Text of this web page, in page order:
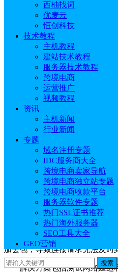
西柚找词
优麦云
恒创科技
技术教程
主机教程
建站技术教程
服务器技术教程
跨境电商
运营推广
视频教程
资讯
主机新闻
行业新闻
专题
域名注册专题
IDC服务商大全
跨境电商卖家导航
跨境电商独立站专题
跨境电商收款平台
服务器软件专题
热门SSL证书推荐
热门海外服务器
SEO工具大全
GEO营销
搜索
云服务器远程连接失败怎么
远程连接失败后，首先需
原因，是网络环境的限制，还
作系统和客户端的因素，之后
连接失败的原因，并根据原因进
文章目录
一、云服务器远程连接
二、排查远程云服务器
一、云服务器远程连
1、网络环境
无论是使用SSH、RDP还
必须通过公网或专用网络访问
络出现丢包、高延迟或受到防
务器建立稳定的连接。
例如在高峰时段，家庭或
加丢包，导致连接请求无法及时
解决方案包括测试网络延迟